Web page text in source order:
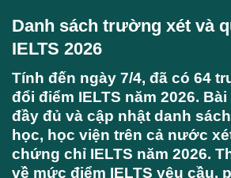
Danh sách trường xét và
IELTS 2026
Tính đến ngày 7/4, đã có 64
đổi điểm IELTS năm 2026.
đầy đủ và cập nhật danh
học, học viện trên cả nước
chứng chỉ IELTS năm 2026.
về mức điểm IELTS yêu cầu,